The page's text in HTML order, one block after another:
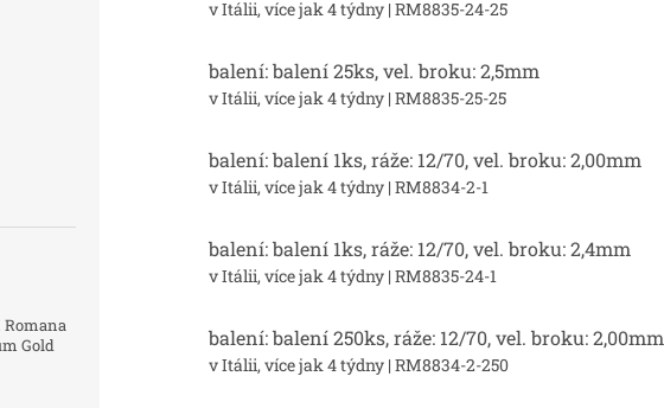
Romana
Gold
v Itálii, více jak 4 týdny | RM8835-24-25
balení: balení 25ks, vel. broku: 2,5mm
v Itálii, více jak 4 týdny | RM8835-25-25
balení: balení 1ks, ráže: 12/70, vel. broku: 2,00mm
v Itálii, více jak 4 týdny | RM8834-2-1
balení: balení 1ks, ráže: 12/70, vel. broku: 2,4mm
v Itálii, více jak 4 týdny | RM8835-24-1
balení: balení 250ks, ráže: 12/70, vel. broku: 2,00mm
v Itálii, více jak 4 týdny | RM8834-2-250